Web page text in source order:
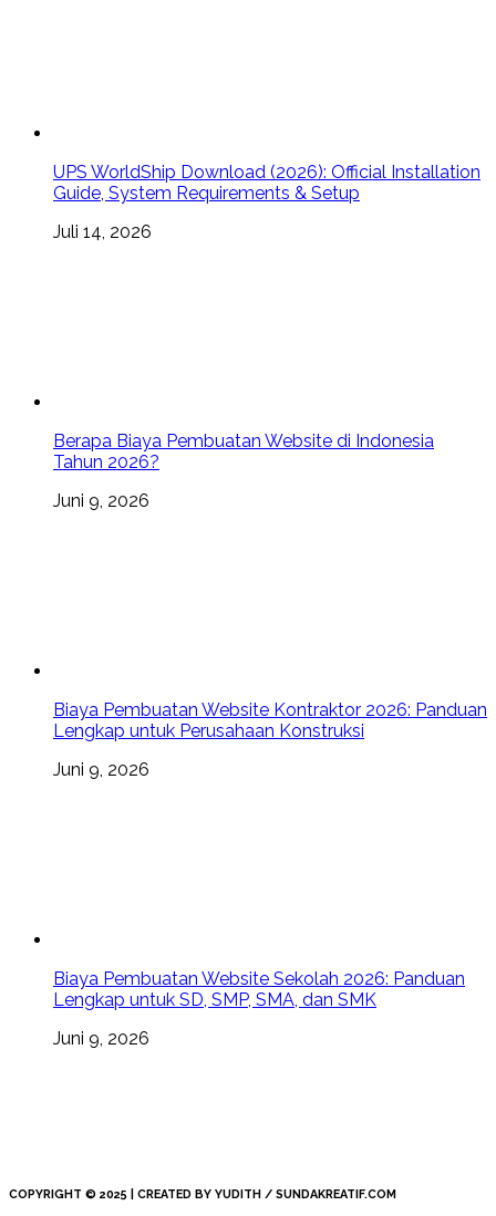
UPS WorldShip Download (2026): Official Installation
Guide, System Requirements & Setup
Juli 14, 2026
Berapa Biaya Pembuatan Website di Indonesia
Tahun 2026?
Juni 9, 2026
Biaya Pembuatan Website Kontraktor 2026: Panduan
Lengkap untuk Perusahaan Konstruksi
Juni 9, 2026
Biaya Pembuatan Website Sekolah 2026: Panduan
Lengkap untuk SD, SMP, SMA, dan SMK
Juni 9, 2026
COPYRIGHT © 2025 | CREATED BY YUDITH / SUNDAKREATIF.COM